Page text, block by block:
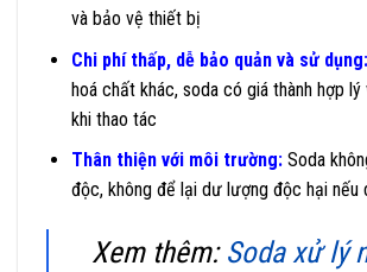
và bảo vệ thiết bị
Chi phí thấp, dễ bảo quản và sử dụng:
hoá chất khác, soda có giá thành hợp lý
khi thao tác
Thân thiện với môi trường:Soda
độc, không để lại dư lượng độc hại nếu
Xem thêm: Soda xử lý